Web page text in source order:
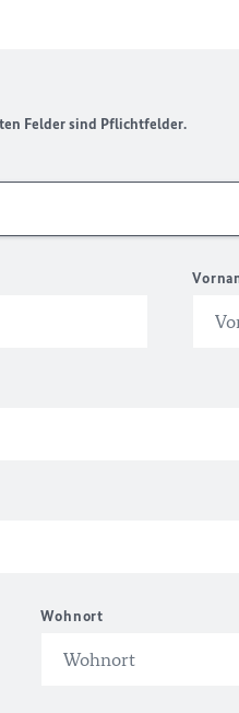
Felder sind Pflichtfelder.
Wohnort